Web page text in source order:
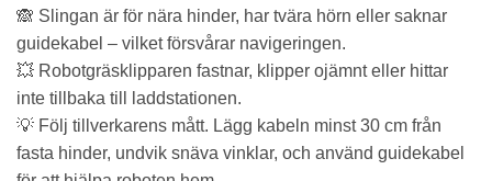
🙈 Slingan är för nära hinder, har tvära hörn eller saknar
guidekabel – vilket försvårar navigeringen.
💥 Robotgräsklipparen fastnar, klipper ojämnt eller hittar
inte tillbaka till laddstationen.
💡 Följ tillverkarens mått. Lägg kabeln minst 30 cm från
fasta hinder, undvik snäva vinklar, och använd guidekabel